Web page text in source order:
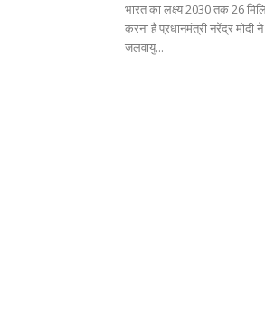
भारत का लक्ष्य 2030 तक 26
करना है प्रधानमंत्री नरेंद्र मोदी
जलवायु...